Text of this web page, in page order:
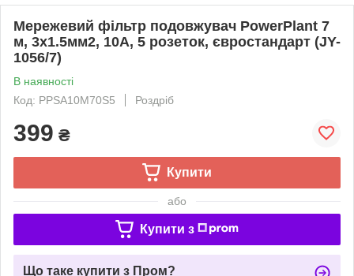
Мережевий фільтр подовжувач PowerPlant 7
м, 3x1.5мм2, 10А, 5 розеток, євростандарт (JY-
1056/7)
В наявності
Код: PPSA10M70S5
Роздріб
399 ₴
Купити
або
Купити з
Що таке купити з Пром?